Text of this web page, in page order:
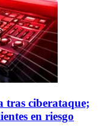
tras ciberataque;
en riesgo